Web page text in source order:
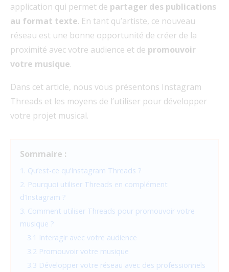
application qui permet de partager des publications
au format texte. En tant qu’artiste, ce nouveau
réseau est une bonne opportunité de créer de la
proximité avec votre audience et de promouvoir
votre musique.
Dans cet article, nous vous présentons Instagram
Threads et les moyens de l’utiliser pour développer
votre projet musical.
Sommaire :
1. Qu’est-ce qu’Instagram Threads ?
2. Pourquoi utiliser Threads en complément
d’Instagram ?
3. Comment utiliser Threads pour promouvoir votre
musique ?
3.1 Interagir avec votre audience
3.2 Promouvoir votre musique
3.3 Développer votre réseau avec des professionnels